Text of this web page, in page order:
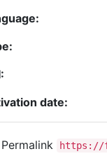
date:
Permalink https://